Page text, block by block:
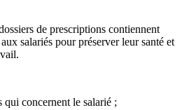
de prescriptions contiennent
salariés pour préserver leur santé et
qui concernent le salarié ;